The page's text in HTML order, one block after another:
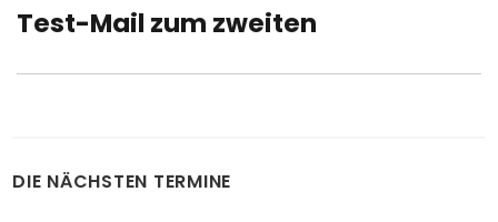
Next
Test-Mail zum zweiten
DIE NÄCHSTEN TERMINE